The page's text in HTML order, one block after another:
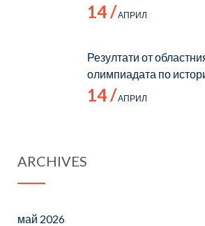
14 /АПРИЛ
Резултати от
олимпиадата по
14 /АПРИЛ
ARCHIVES
май 2026